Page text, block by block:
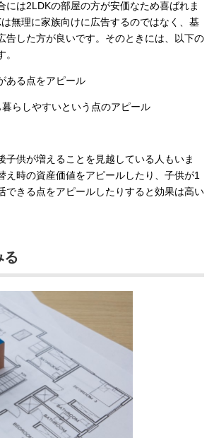
には2LDKの部屋の方が安価なため喜ばれま
無理に家族向けに広告するのではなく、基
告した方が良いです。そのときには、以下の
ある点をアピール
暮らしやすいという点のアピール
子供が増えることを見越している人もいま
え時の資産価値をアピールしたり、子供が1
できる点をアピールしたりすると効果は高い
る